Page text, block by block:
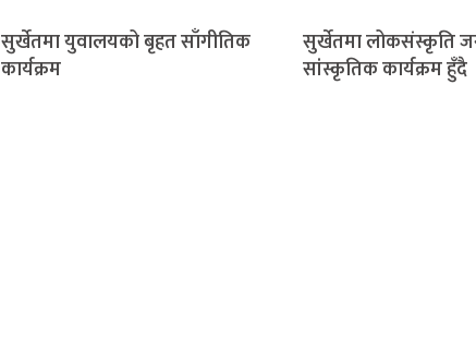
सुर्खेतमा युवालयको बृहत साँगीतिक
कार्यक्रम
सुर्खेतमा लोकसंस्कृति
सांस्कृतिक कार्यक्रम हुँदै